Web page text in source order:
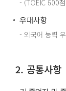
- (TOEIC 600
우대사항
- 외국어 능력
2. 공통사항